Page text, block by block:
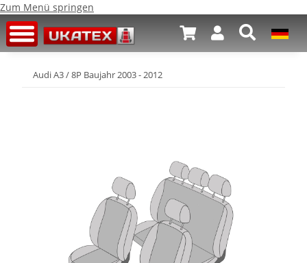
Zum Menü springen
Audi A3 / 8P Baujahr 2003 - 2012